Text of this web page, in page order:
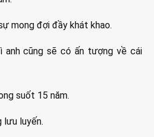
mong đợi đầy khát khao.
anh cũng sẽ có ấn tượng về cái
suốt 15 năm.
lưu luyến.